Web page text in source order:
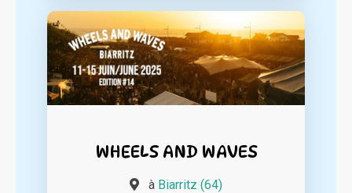
WHEELS AND WAVES
à Biarritz (64)